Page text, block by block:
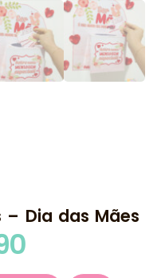
– Dia das Mães